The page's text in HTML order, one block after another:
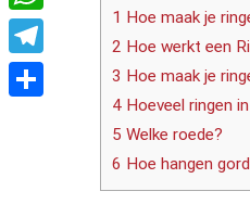
1 Hoe maak je
2 Hoe werkt een
3 Hoe maak je
4 Hoeveel ringen
5 Welke roede?
6 Hoe hangen
WhatsApp
Telegram